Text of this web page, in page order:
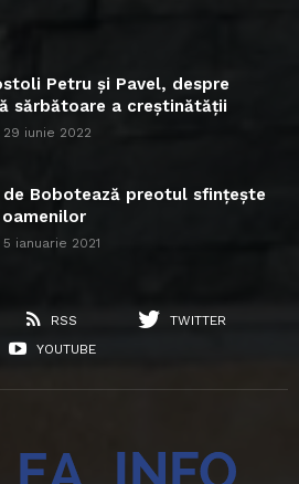
Petru și Pavel, despre
sărbătoare a creștinătății
29 iunie 2022
de Bobotează preotul sfințește
5 ianuarie 2021
RSS
TWITTER
YOUTUBE